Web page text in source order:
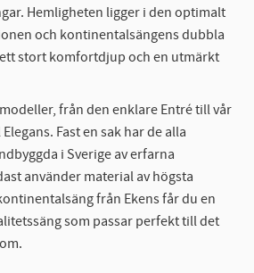
Hemligheten ligger i den optimalt
och kontinentalsängens dubbla
stort komfortdjup och en utmärkt
från den enklare Entré till vår
Fast en sak har de alla
i Sverige av erfarna
använder material av högsta
från Ekens får du en
som passar perfekt till det